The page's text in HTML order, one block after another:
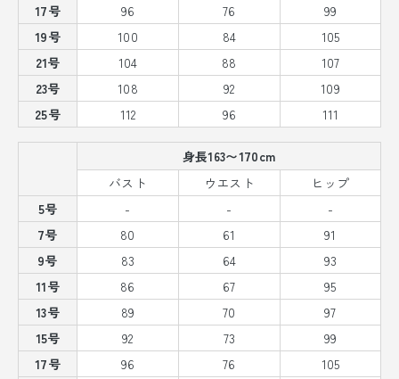
17号
96 76
99
19号
100 84
105
21号
104 88
107
23号
108 92
109
25号
112 96 111
身長163〜170cm
バスト
ウエスト
ヒップ
5号
- -
-
7号
80 61
91
9号
83 64
93
11号
86 67
95
13号
89 70
97
15号
92 73
99
17号
96 76
105